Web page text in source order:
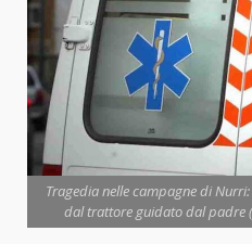
Tragedia nelle campagne di
dal trattore guidato dal padre